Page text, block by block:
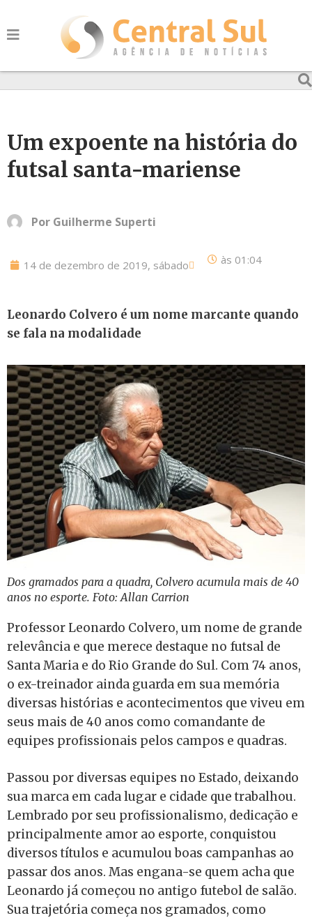
Um expoente na história do
futsal santa-mariense
Por Guilherme Superti
14 de dezembro de 2019, sábado às 01:04
Leonardo Colvero é um nome marcante quando
se fala na modalidade
Dos gramados para a quadra, Colvero acumula mais de 40
anos no esporte. Foto: Allan Carrion
Professor Leonardo Colvero, um nome de grande
relevância e que merece destaque no futsal de
Santa Maria e do Rio Grande do Sul. Com 74 anos,
o ex-treinador ainda guarda em sua memória
diversas histórias e acontecimentos que viveu em
seus mais de 40 anos como comandante de
equipes profissionais pelos campos e quadras.
Passou por diversas equipes no Estado, deixando
sua marca em cada lugar e cidade que trabalhou.
Lembrado por seu profissionalismo, dedicação e
principalmente amor ao esporte, conquistou
diversos títulos e acumulou boas campanhas ao
passar dos anos. Mas engana-se quem acha que
Leonardo já começou no antigo futebol de salão.
Sua trajetória começa nos gramados, como